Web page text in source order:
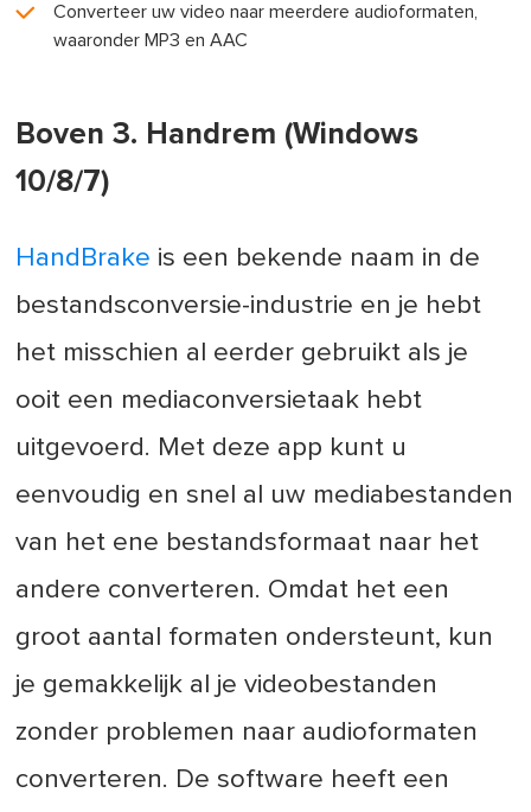
Converteer uw video naar meerdere audioformaten,
waaronder MP3 en AAC
Boven 3. Handrem (Windows
10/8/7)
HandBrake is een bekende naam in de
bestandsconversie-industrie en je hebt
het misschien al eerder gebruikt als je
ooit een mediaconversietaak hebt
uitgevoerd. Met deze app kunt u
eenvoudig en snel al uw mediabestanden
van het ene bestandsformaat naar het
andere converteren. Omdat het een
groot aantal formaten ondersteunt, kun
je gemakkelijk al je videobestanden
zonder problemen naar audioformaten
converteren. De software heeft een